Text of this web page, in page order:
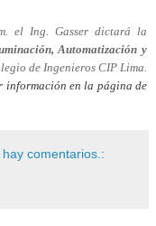
el Ing. Gasser dictará la
Automatización y
de Ingenieros CIP Lima.
información en la página de
hay comentarios.: